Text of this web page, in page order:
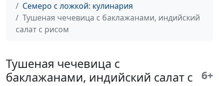
Семеро с ложкой: кулинария
Тушеная чечевица с баклажанами, индийский
салат с рисом
Тушеная чечевица с
баклажанами, индийский салат с
6+
Тофу по–китайски в кисло–
сладком соусе и стейки из тофу
Ключникова
отрубями
Малиновый муссовый торт
Анжела